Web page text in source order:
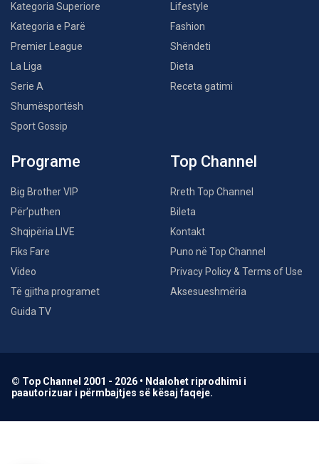
Kategoria Superiore
Kategoria e Parë
Premier League
La Liga
Serie A
Shumësportësh
Sport Gossip
Lifestyle
Fashion
Shëndeti
Dieta
Receta gatimi
Programe
Big Brother VIP
Për’puthen
Shqipëria LIVE
Fiks Fare
Video
Të gjitha programet
Guida TV
Top Channel
Rreth Top Channel
Bileta
Kontakt
Puno në Top Channel
Privacy Policy & Terms of Use
Aksesueshmëria
© Top Channel 2001 - 2026 • Ndalohet riprodhimi i
paautorizuar i përmbajtjes së kësaj faqeje.